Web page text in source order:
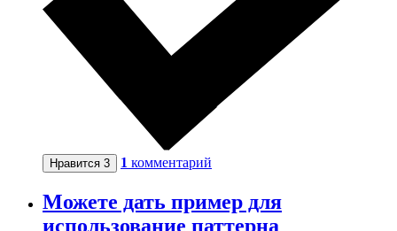
Нравится 3 1 комментарий
Можете дать пример для
использование паттерна